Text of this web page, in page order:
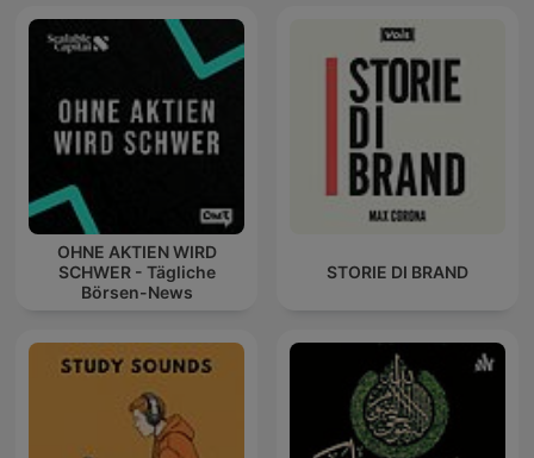
OHNE AKTIEN WIRD
SCHWER - Tägliche
Börsen-News
STORIE DI BRAND